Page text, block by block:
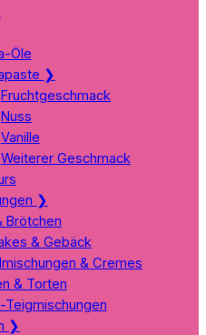
Öle
❯
Fruchtgeschmack
Nuss
Vanille
Weiterer Geschmack
❯
Brötchen
& Gebäck
& Cremes
& Torten
Teigmischungen
❯